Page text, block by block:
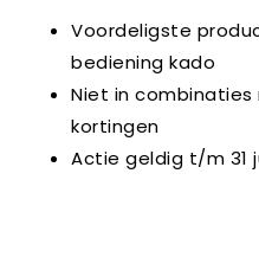
Voordeligste
bediening kado
Niet in
kortingen
Actie geldig t/m 31